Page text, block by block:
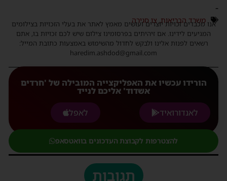
-
משרד הבריאות, צו סגירה
אנו מכבדים זכויות יוצרים ועושים מאמץ לאתר את בעלי הזכויות בצילומים
המגיעים לידינו. אם זיהיתים בפרסומינו צילום שיש לכם זכויות בו, אתם
רשאים לפנות אלינו ולבקש לחדול מהשימוש באמצעות כתובת המייל:
haredim.ashdod@gmail.com
הורידו עכשיו את האפליקצייה המובילה של 'חרדים
אשדוד' אליכם לנייד
לאנדורואיד
לאפל
להצטרפות לקבוצת העדכונים בוואטסאפ
תגובות